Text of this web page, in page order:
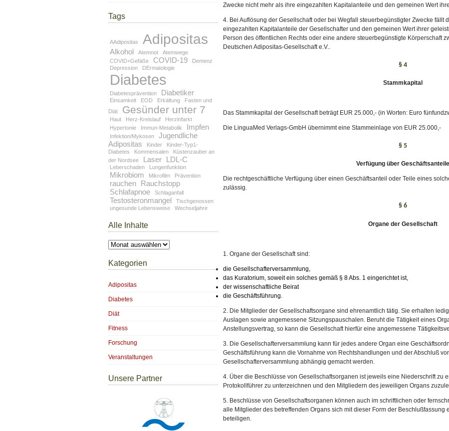
Tags
AAdipositas Adipositas
Alkohol Atemnot
Atemwege
COVID+Gefäße
COVID-19
Demenz
Depression
DErmatologie
Diabetes
Diabetesprävention Diabetiker
Einsamkeit EOD Erkältung
Fasten und
Diät
Gesünder unter 7
Haut Herz-Kreislauf
Herzinfarkt
Hypertonie
Immun-Metabolik Impfen
Infektion/Mykosen
Jugendliche
Adipositas
Kinder
Kinder-Typ1-
Diabetes
Kommensalen
Küstenzauber an
der Nordsee
Laser LDL-C
Leberschaden Lungenfunktion
Mikrobiom Mikrofilm Prävention
rauchen Rauchstopp
Schlafapnoe
Schlaganfall
Testosteronmangel
Tischgenossen
ungesunde Lebensweise
Wechseljahre
Alle Inhalte
Alle
Inhalte
Kategorien
Adipositas
Diabetes
Diät
Fitness
Forschung
Veranstaltungen
Unsere Partner
Zwecke nicht mehr als ihre eingezahlten Kapitalanteile und den gemeinen Wert
4. Bei Auflösung der Gesellschaft oder bei Wegfall steuerbegünstigter Zwecke fällt
eingezahlten Kapitalanteile der Gesellschafter und den gemeinen Wert ihrer
Person des öffentlichen Rechts oder eine andere steuerbegünstigte Körperschaft
Deutschen Adipositas-Gesellschaft e.V..
§ 4
Stammkapital
Das Stammkapital der Gesellschaft beträgt EUR 25.000,- (in Worten: Euro
Die LinguaMed Verlags-GmbH übernimmt eine Stammeinlage von EUR 25.000,-
§ 5
Verfügung über Geschäftsanteile
Die rechtgeschäftliche Verfügung über einen Geschäftsanteil oder Teile eines
zulässig.
§ 6
Organe der Gesellschaft
1. Organe der Gesellschaft sind:
die Gesellschafterversammlung,
das Kuratorium, soweit ein solches gemäß § 8 Abs. 1 eingerichtet ist,
der wissenschaftliche Beirat
die Geschäftsführung.
2. Die Mitglieder der Gesellschaftsorgane sind ehrenamtlich tätig. Sie erhalten
Auslagen sowie angemessene Sitzungspauschalen. Beruht die Tätigkeit eines
Anstellungsvertrag, so kann die Gesellschaft hierfür eine angemessene
3. Die Gesellschafterversammlung kann für jedes andere Organ eine
Geschäftsführung kann die Vornahme von Rechtshandlungen und der Abschluß
Gesellschafterversammlung abhängig gemacht werden.
4. Über die Beschlüsse von Gesellschaftsorganen ist jeweils eine Niederschrift zu
Protokollführer zu unterzeichnen und den Mitgliedern des jeweiligen Organs
5. Beschlüsse von Gesellschaftsorganen können auch im schriftlichen oder
alle Mitglieder des betreffenden Organs sich mit dieser Form der
beteiligen.